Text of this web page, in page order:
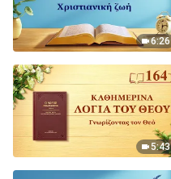
6:26
5:43